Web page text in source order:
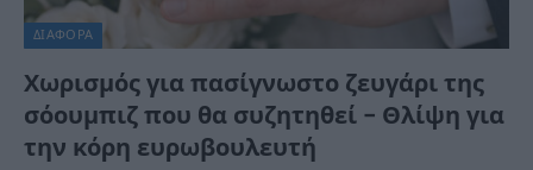
ΔΙΆΦΟΡΑ
Χωρισμός για πασίγνωστο ζευγάρι της
σόουμπιζ που θα συζητηθεί – Θλίψη για
την κόρη ευρωβουλευτή